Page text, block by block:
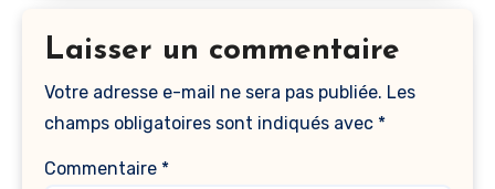
Laisser un commentaire
Votre adresse e-mail ne sera pas publiée. Les
champs obligatoires sont indiqués avec *
Commentaire *